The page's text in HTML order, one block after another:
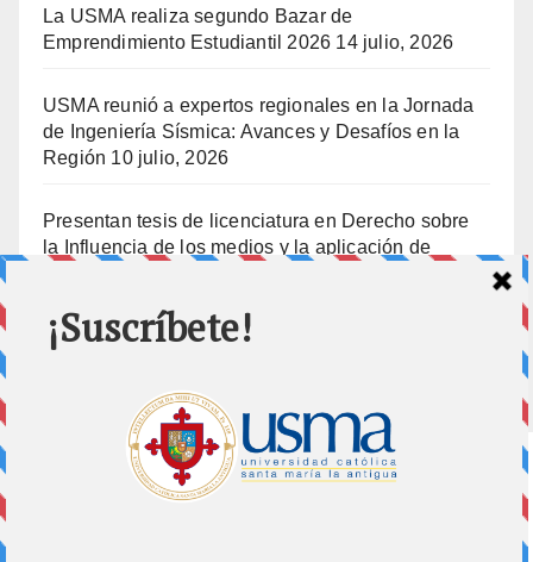
La USMA realiza segundo Bazar de
Emprendimiento Estudiantil 2026 14 julio, 2026
USMA reunió a expertos regionales en la Jornada
de Ingeniería Sísmica: Avances y Desafíos en la
Región 10 julio, 2026
Presentan tesis de licenciatura en Derecho sobre
la Influencia de los medios y la aplicación de